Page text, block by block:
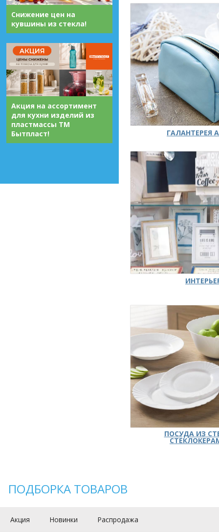
Снижение цен на
кувшины из стекла!
Акция на ассортимент
для кухни изделий из
пластмассы ТМ
Бытпласт!
ГАЛАНТЕРЕЯ
ПОСУДА ИЗ
ПОДБОРКА ТОВАРОВ
Акция Новинки Распродажа